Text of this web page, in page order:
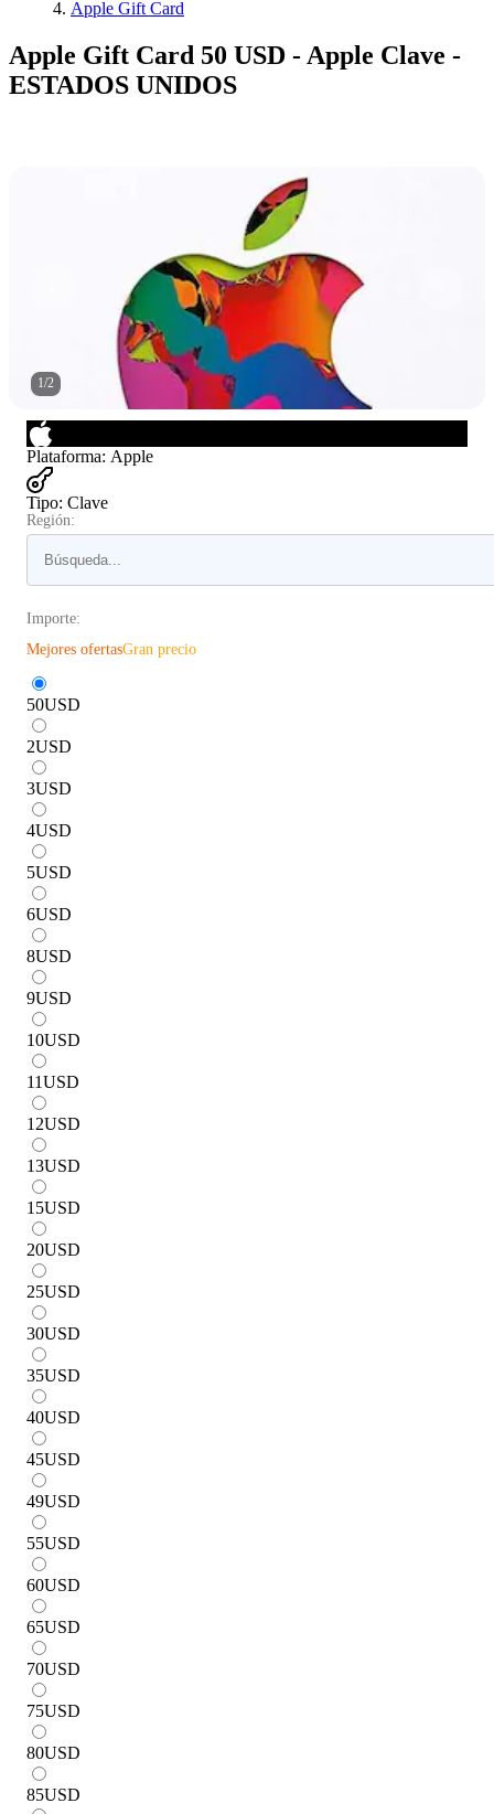
Apple Gift Card
Apple Gift Card 50 USD - Apple Clave -
ESTADOS UNIDOS
1/2
Plataforma: Apple
Tipo: Clave
Región:
Importe:
Mejores ofertasGran precio
50USD
2USD
3USD
4USD
5USD
6USD
8USD
9USD
10USD
11USD
12USD
13USD
15USD
20USD
25USD
30USD
35USD
40USD
45USD
49USD
55USD
60USD
65USD
70USD
75USD
80USD
85USD